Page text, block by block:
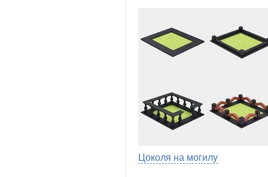
Цоколя на могилу